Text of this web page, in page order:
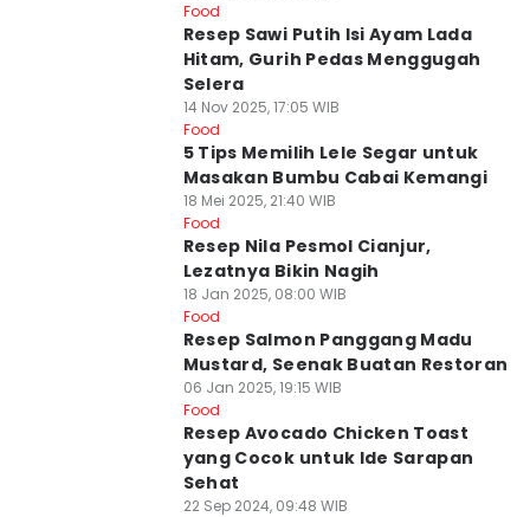
Food
Resep Sawi Putih Isi Ayam Lada
Hitam, Gurih Pedas Menggugah
Selera
14 Nov 2025, 17:05 WIB
Food
5 Tips Memilih Lele Segar untuk
Masakan Bumbu Cabai Kemangi
18 Mei 2025, 21:40 WIB
Food
Resep Nila Pesmol Cianjur,
Lezatnya Bikin Nagih
18 Jan 2025, 08:00 WIB
Food
Resep Salmon Panggang Madu
Mustard, Seenak Buatan Restoran
06 Jan 2025, 19:15 WIB
Food
Resep Avocado Chicken Toast
yang Cocok untuk Ide Sarapan
Sehat
22 Sep 2024, 09:48 WIB